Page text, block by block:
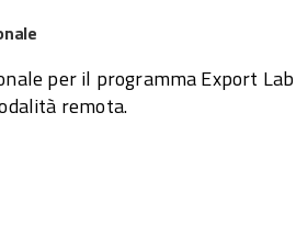
per il programma Export
remota.